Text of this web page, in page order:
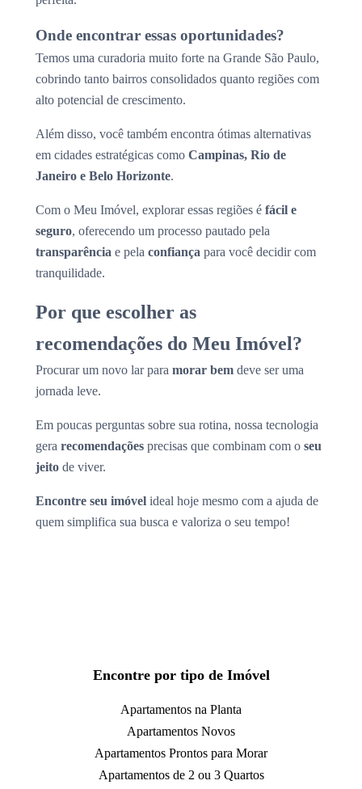
Onde encontrar essas oportunidades?
Temos uma curadoria muito forte na Grande São Paulo,
cobrindo tanto bairros consolidados quanto regiões com
alto potencial de crescimento.
Além disso, você também encontra ótimas alternativas
em cidades estratégicas como Campinas, Rio de
Janeiro e Belo Horizonte.
Com o Meu Imóvel, explorar essas regiões é fácil e
seguro, oferecendo um processo pautado pela
transparência e pela confiança para você decidir com
tranquilidade.
Por que escolher as
recomendações do Meu Imóvel?
Procurar um novo lar para morar bem deve ser uma
jornada leve.
Em poucas perguntas sobre sua rotina, nossa tecnologia
gera recomendações precisas que combinam com o seu
jeito de viver.
Encontre seu imóvel ideal hoje mesmo com a ajuda de
quem simplifica sua busca e valoriza o seu tempo!
Encontre por tipo de Imóvel
Apartamentos na Planta
Apartamentos Novos
Apartamentos Prontos para Morar
Apartamentos de 2 ou 3 Quartos